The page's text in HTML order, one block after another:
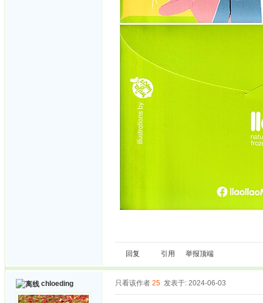
回复 引用 举报顶端
chloeding 只看该作者 25 发表于: 2024-06-03